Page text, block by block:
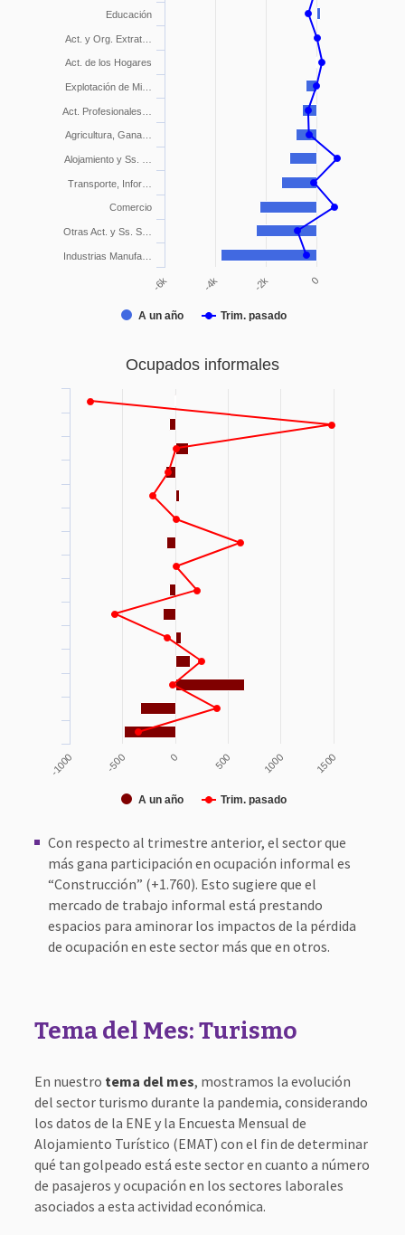
A un año Trim. pasado
Educación
Act. y Org. Extrat…
Act. de los Hogares
Explotación de Mi…
Act. Profesionales…
Agricultura, Gana…
Alojamiento y Ss. …
Transporte, Infor…
Comercio
Otras Act. y Ss. S…
Industrias Manufa…
-4k -2k 0
-6k
Ocupados informales
A un año Trim. pasado
-1000 -500 0 500 1000 1500
Con respecto al trimestre anterior, el sector que
más gana participación en ocupación informal es
“Construcción” (+1.760). Esto sugiere que el
mercado de trabajo informal está prestando
espacios para aminorar los impactos de la pérdida
de ocupación en este sector más que en otros.
Tema del Mes: Turismo
En nuestro tema del mes, mostramos la evolución
del sector turismo durante la pandemia, considerando
los datos de la ENE y la Encuesta Mensual de
Alojamiento Turístico (EMAT) con el fin de determinar
qué tan golpeado está este sector en cuanto a número
de pasajeros y ocupación en los sectores laborales
asociados a esta actividad económica.